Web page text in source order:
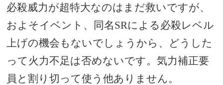
必殺威力が超特大なのはまだ救いですが、
およそイベント、同名SRによる必殺レベル
上げの機会もないでしょうから、どうした
って火力不足は否めないです。気力補正要
員と割り切って使う他ありません。